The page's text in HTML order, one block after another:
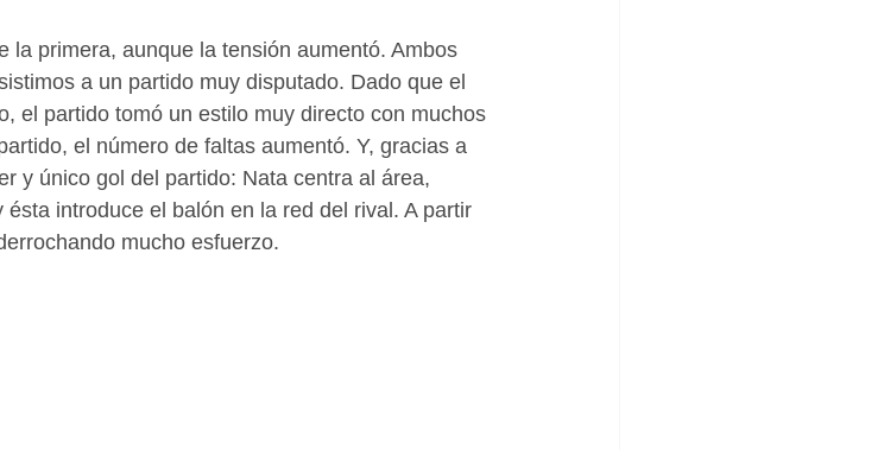
la primera, aunque la tensión aumentó. Ambos
a un partido muy disputado. Dado que el
el partido tomó un estilo muy directo con muchos
el número de faltas aumentó. Y, gracias a
y único gol del partido: Nata centra al área,
introduce el balón en la red del rival. A partir
mucho esfuerzo.